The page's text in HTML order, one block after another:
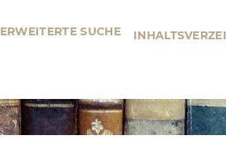
ERWEITERTE SUCHE